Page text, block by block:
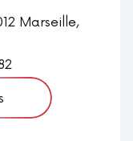
Marseille,